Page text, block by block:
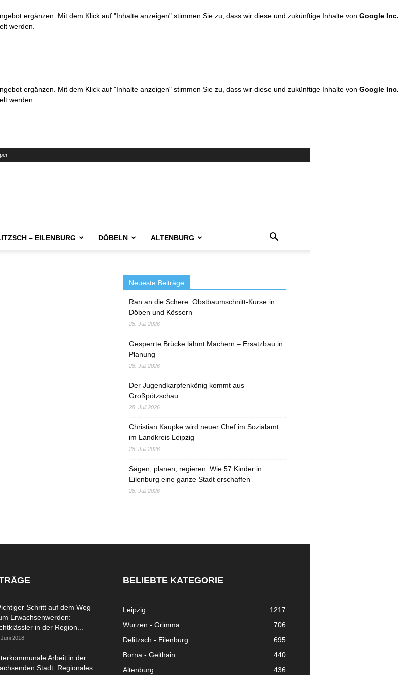
ergänzen. Mit dem Klick auf "Inhalte anzeigen" stimmen Sie zu, dass wir diese und zukünftige Inhalte von Google Inc.
werden.
ergänzen. Mit dem Klick auf "Inhalte anzeigen" stimmen Sie zu, dass wir diese und zukünftige Inhalte von Google Inc.
werden.
– EILENBURG DÖBELN ALTENBURG
Neueste Beiträge
Ran an die Schere: Obstbaumschnitt-Kurse in
Döben und Kössern
28. Juli 2026
Gesperrte Brücke lähmt Machern – Ersatzbau in
Planung
28. Juli 2026
Der Jugendkarpfenkönig kommt aus
Großpötzschau
28. Juli 2026
Christian Kaupke wird neuer Chef im Sozialamt
im Landkreis Leipzig
28. Juli 2026
Sägen, planen, regieren: Wie 57 Kinder in
Eilenburg eine ganze Stadt erschaffen
28. Juli 2026
Schritt auf dem Weg
Erwachsenwerden:
in der Region...
2018
Arbeit in der
Stadt: Regionales
BELIEBTE KATEGORIE
Leipzig
1217
Wurzen - Grimma
706
Delitzsch - Eilenburg
695
Borna - Geithain
440
Altenburg
436